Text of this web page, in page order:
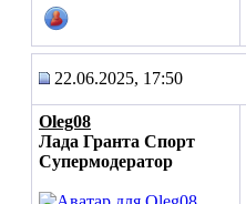
22.06.2025, 17:50
Oleg08
Лада Гранта Спорт
Супермодератор